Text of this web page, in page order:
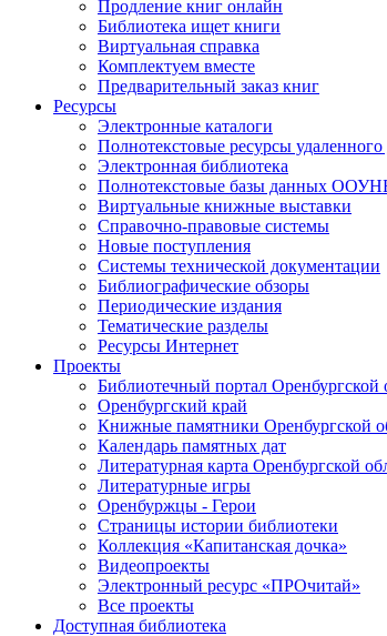
Продление книг онлайн
Библиотека ищет книги
Виртуальная справка
Комплектуем вместе
Предварительный заказ книг
Ресурсы
Электронные каталоги
Полнотекстовые ресурсы удаленного
Электронная библиотека
Полнотекстовые базы данных
Виртуальные книжные выставки
Справочно-правовые системы
Новые поступления
Cистемы технической документации
Библиографические обзоры
Периодические издания
Тематические разделы
Ресурсы Интернет
Проекты
Библиотечный портал Оренбургской
Оренбургский край
Книжные памятники Оренбургской
Календарь памятных дат
Литературная карта Оренбургской
Литературные игры
Оренбуржцы - Герои
Страницы истории библиотеки
Коллекция «Капитанская дочка»
Видеопроекты
Электронный ресурс «ПРОчитай»
Все проекты
Доступная библиотека